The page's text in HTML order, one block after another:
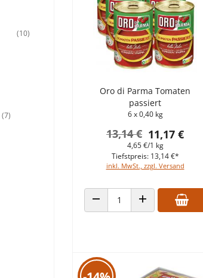
(10)
(7)
Oro di Parma Tomaten
passiert
6 x 0,40 kg
11,17 €
13,14 €
4,65 €/1 kg
inkl. MwSt., zzgl. Versand
Tiefstpreis: 13,14 €*
ANZAHL VERRINGERNANZAHL ERHÖHEN